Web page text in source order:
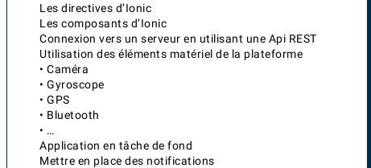
Les directives d’Ionic
Les composants d’Ionic
Connexion vers un serveur en utilisant une Api REST
Utilisation des éléments matériel de la plateforme
• Caméra
• Gyroscope
• GPS
• Bluetooth
• …
Application en tâche de fond
Mettre en place des notifications